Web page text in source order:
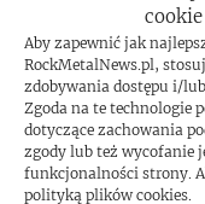
cookie
Aby zapewnić jak
RockMetalNews.pl,
zdobywania dostępu i/
Zgoda na te technologie
dotyczące zachowania
zgody lub też wycofanie
funkcjonalności strony.
polityką plików cookies.
Koncert AC/
hałasu!